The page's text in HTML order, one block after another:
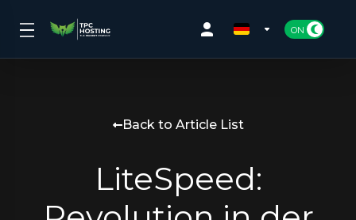
Back to Article List
LiteSpeed: